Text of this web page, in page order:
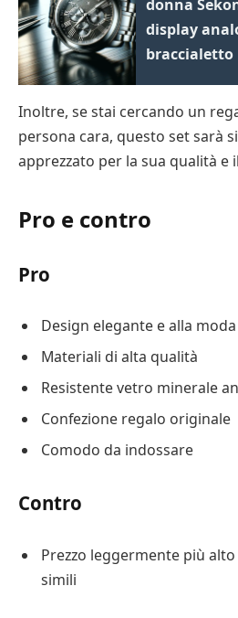
donna
display
braccialetto
Inoltre, se stai cercando un
persona cara, questo set sarà
apprezzato per la sua qualità e
Pro e contro
Pro
Design elegante e alla moda
Materiali di alta qualità
Resistente vetro minerale
Confezione regalo originale
Comodo da indossare
Contro
Prezzo leggermente più
simili